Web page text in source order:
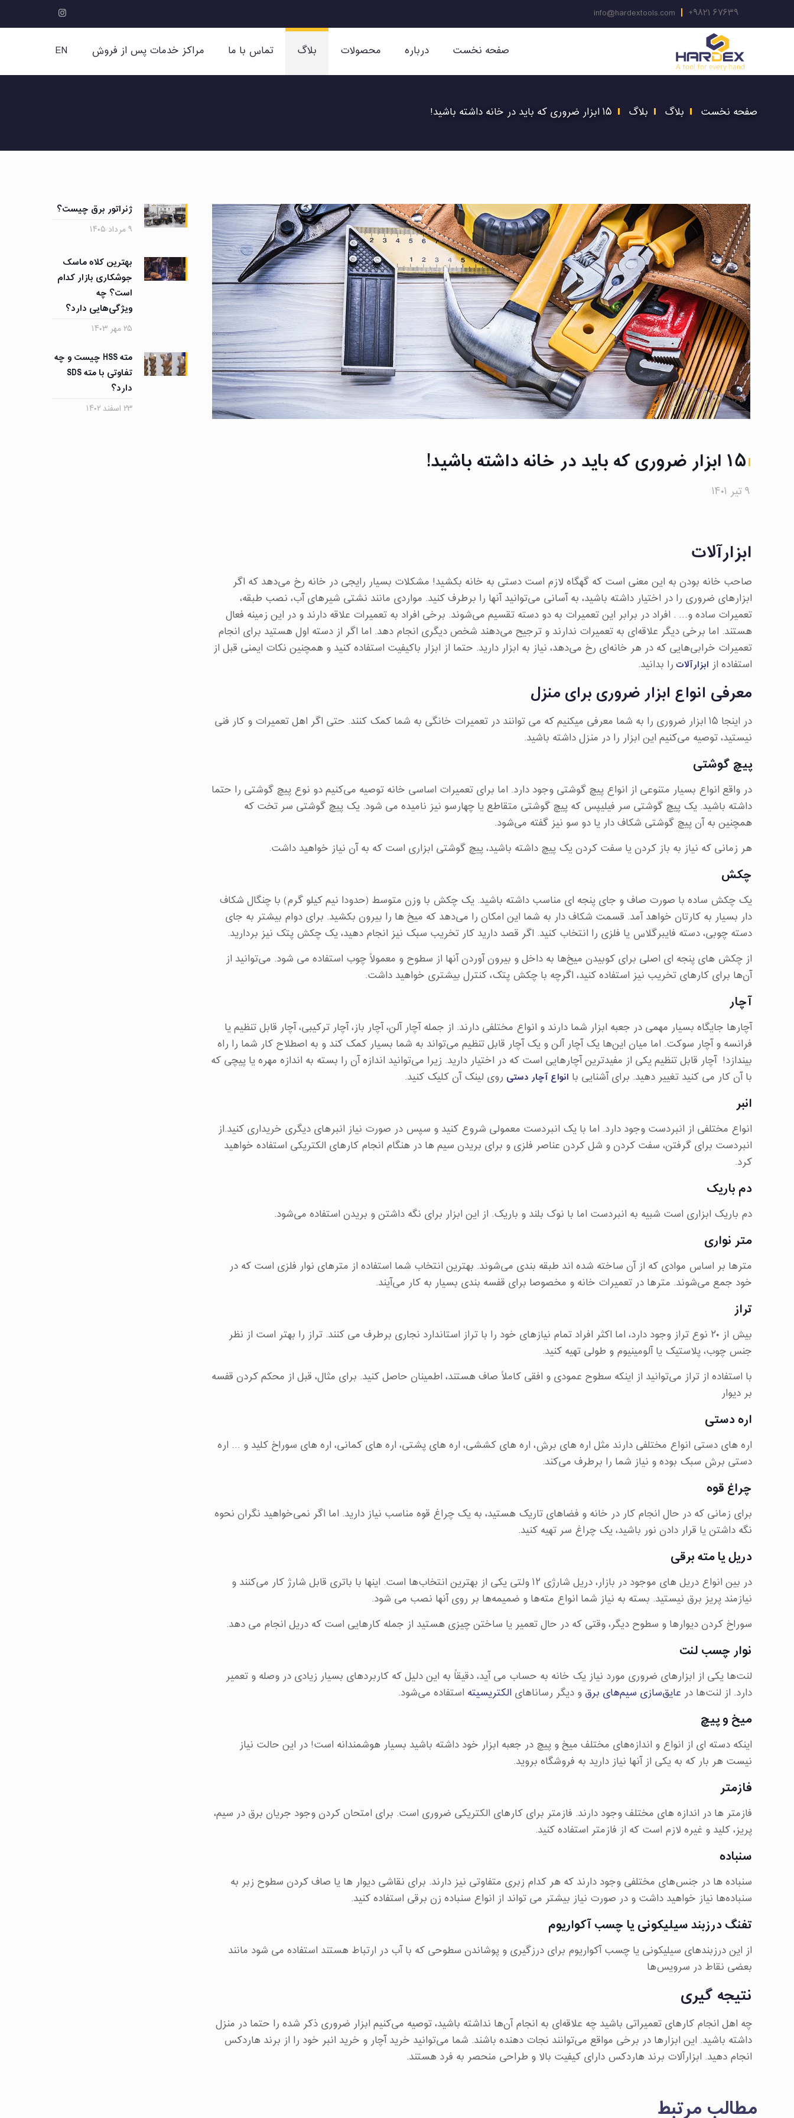
+۹۸۲۱ ۶۷۶۳۹ info@hardextools.com
صفحه نخست درباره محصولات بلاگ تماس با ما مراکز خدمات پس از فروش EN
صفحه نخست بلاگ بلاگ ۱۵ ابزار ضروری که باید در خانه داشته باشید!
۱۵ ابزار ضروری که باید در خانه داشته باشید!
۹ تیر ۱۴۰۱
ابزارآلات
صاحب خانه بودن به این معنی است که گهگاه لازم است دستی به خانه بکشید! مشکلات بسیار رایجی در خانه رخ می‌دهد که اگر
ابزارهای ضروری را در اختیار داشته باشید، به آسانی می‌توانید آنها را برطرف کنید. مواردی مانند نشتی شیرهای آب، نصب طبقه،
تعمیرات ساده و… . افراد در برابر این تعمیرات به دو دسته تقسیم می‌شوند. برخی افراد به تعمیرات علاقه دارند و در این زمینه فعال
هستند. اما برخی دیگر علاقه‌ای به تعمیرات ندارند و ترجیح می‌دهند شخص دیگری انجام دهد. اما اگر از دسته اول هستید برای انجام
تعمیرات خرابی‌هایی که در هر خانه‌ای رخ می‌دهد، نیاز به ابزار دارید. حتما از ابزار باکیفیت استفاده کنید و همچنین نکات ایمنی قبل از
استفاده از ابزارآلاترا بدانید.
معرفی انواع ابزار ضروری برای منزل
در اینجا ۱۵ ابزار ضروری را به شما معرفی میکنیم که می توانند در تعمیرات خانگی به شما کمک کنند. حتی اگر اهل تعمیرات و کار فنی
نیستید، توصیه می‌کنیم این ابزار را در منزل داشته باشید.
پیچ گوشتی
در واقع انواع بسیار متنوعی از انواع پیچ گوشتی وجود دارد. اما برای تعمیرات اساسی خانه توصیه می‌کنیم دو نوع پیچ گوشتی را حتما
داشته باشید. یک پیچ گوشتی سر فیلیپس که پیچ گوشتی متقاطع یا چهارسو نیز نامیده می شود. یک پیچ گوشتی سر تخت که
همچنین به آن پیچ گوشتی شکاف دار یا دو سو نیز گفته می‌شود.
هر زمانی که نیاز به باز کردن یا سفت کردن یک پیچ داشته باشید، پیچ گوشتی ابزاری است که به آن نیاز خواهید داشت.
چکش
یک چکش ساده با صورت صاف و جای پنجه ای مناسب داشته باشید. یک چکش با وزن متوسط ​​(حدودا نیم کیلو گرم) با چنگال شکاف
دار بسیار به کارتان خواهد آمد. قسمت شکاف دار به شما این امکان را می‌دهد که میخ ها را بیرون بکشید. برای دوام بیشتر به جای
دسته چوبی، دسته فایبرگلاس یا فلزی را انتخاب کنید. اگر قصد دارید کار تخریب سبک نیز انجام دهید، یک چکش پتک نیز بردارید.
از چکش های پنجه ای اصلی برای کوبیدن میخ‌ها به داخل و بیرون آوردن آنها از سطوح و معمولاً چوب استفاده می شود. می‌توانید از
آن‌ها برای کارهای تخریب نیز استفاده کنید، اگرچه با چکش پتک، کنترل بیشتری خواهید داشت.
آچار
آچارها جایگاه بسیار مهمی در جعبه ابزار شما دارند و انواع مختلفی دارند. از جمله آچار آلن، آچار باز، آچار ترکیبی، آچار قابل تنظیم یا
فرانسه و آچار سوکت. اما میان این‌ها یک آچار آلن و یک آچار قابل تنظیم می‌تواند به شما بسیار کمک کند و به اصطلاح کار شما را راه
بیندازد! آچار قابل تنظیم یکی از مفیدترین آچارهایی است که در اختیار دارید. زیرا می‌توانید اندازه آن را بسته به اندازه مهره یا پیچی که
با آن کار می کنید تغییر دهید. برای آشنایی با انواع آچار دستی روی لینک آن کلیک کنید.
انبر
انواع مختلفی از انبردست وجود دارد. اما با یک انبردست معمولی شروع کنید و سپس در صورت نیاز انبرهای دیگری خریداری کنید.از
انبردست برای گرفتن، سفت کردن و شل کردن عناصر فلزی و برای بریدن سیم ‌ها در هنگام انجام کارهای الکتریکی استفاده خواهید
کرد.
دم باریک
دم باریک ابزاری است شبیه به انبردست اما با نوک بلند و باریک. از این ابزار برای نگه داشتن و بریدن استفاده می‌شود.
متر نواری
مترها بر اساس موادی که از آن ساخته شده اند طبقه بندی می‌شوند. بهترین انتخاب شما استفاده از مترهای نوار فلزی است که در
خود جمع می‌شوند. مترها در تعمیرات خانه و مخصوصا برای قفسه بندی بسیار به کار می‌آیند.
تراز
بیش از ۲۰ نوع تراز وجود دارد، اما اکثر افراد تمام نیازهای خود را با تراز استاندارد نجاری برطرف می کنند. تراز را بهتر است از نظر
جنس چوب، پلاستیک یا آلومینیوم و طولی تهیه کنید.
با استفاده از تراز می‌توانید از اینکه سطوح عمودی و افقی کاملاً صاف هستند، اطمینان حاصل کنید. برای مثال، قبل از محکم کردن قفسه
بر دیوار
اره دستی
اره های دستی انواع مختلفی دارند مثل اره های برش، اره های کششی، اره های پشتی، اره های کمانی، اره های سوراخ کلید و … اره
دستی برش سبک بوده و نیاز شما را برطرف می‌کند.
چراغ قوه
برای زمانی که در حال انجام کار در خانه و فضاهای تاریک هستید، به یک چراغ قوه مناسب نیاز دارید. اما اگر نمی‌خواهید نگران نحوه
نگه داشتن یا قرار دادن نور باشید، یک چراغ سر تهیه کنید.
دریل یا مته برقی
در بین انواع دریل های موجود در بازار، دریل شارژی ۱۲ ولتی یکی از بهترین انتخاب‌ها است. اینها با باتری قابل شارژ کار می‌کنند و
نیازمند پریز برق نیستید. بسته به نیاز شما انواع مته‌ها و ضمیمه‌ها بر روی آنها نصب می شود.
سوراخ کردن دیوارها و سطوح دیگر، وقتی که در حال تعمیر یا ساختن چیزی هستید از جمله کارهایی است که دریل انجام می دهد.
نوار چسب لنت
لنت‌ها یکی از ابزارهای ضروری مورد نیاز یک خانه به حساب می آید، دقیقاً به این دلیل که کاربردهای بسیار زیادی در وصله و تعمیر
دارد. از لنت‌ها در عایق‌سازی سیم‌های برق و دیگر رساناهایالکتریسیته استفاده می‌شود.
میخ و پیچ
اینکه دسته ای از انواع و اندازه‌های مختلف میخ و پیچ در جعبه ابزار خود داشته باشید بسیار هوشمندانه است! در این حالت نیاز
نیست هر بار که به یکی از آنها نیاز دارید به فروشگاه بروید.
فازمتر
فازمتر ها در اندازه های مختلف وجود دارند. فازمتر برای کارهای الکتریکی ضروری است. برای امتحان کردن وجود جریان برق در سیم،
پریز، کلید و غیره لازم است که از فازمتر استفاده کنید.
سنباده
سنباده ها در جنس‌های مختلفی وجود دارند که هر کدام زبری متفاوتی نیز دارند. برای نقاشی دیوار ها یا صاف کردن سطوح زبر به
سنباده‌ها نیاز خواهید داشت و در صورت نیاز بیشتر می تواند از انواع سنباده زن برقی استفاده کنید.
تفنگ درزبند سیلیکونی یا چسب آکواریوم
از این درزبندهای سیلیکونی یا چسب آکواریوم برای درزگیری و پوشاندن سطوحی که با آب در ارتباط هستند استفاده می شود مانند
بعضی نقاط در سرویس‌ها
نتیجه گیری
چه اهل انجام کارهای تعمیراتی باشید چه علاقه‌ای به انجام آن‌ها نداشته باشید، توصیه می‌کنیم ابزار ضروری ذکر شده را حتما در منزل
داشته باشید. این ابزارها در برخی مواقع می‌توانند نجات دهنده باشند. شما می‌توانید خرید آچار و خرید انبر خود را از برند هاردکس
انجام دهید. ابزارآلات برند هاردکس دارای کیفیت بالا و طراحی منحصر به فرد هستند.
مطالب مرتبط
ژنراتور برق چیست؟
۹ مرداد ۱۴۰۵
بهترین کلاه ماسک
جوشکاری بازار کدام
است؟ چه
ویژگی‌هایی دارد؟
۲۵ مهر ۱۴۰۳
مته HSS چیست و چه
تفاوتی با مته SDS
دارد؟
۲۳ اسفند ۱۴۰۲